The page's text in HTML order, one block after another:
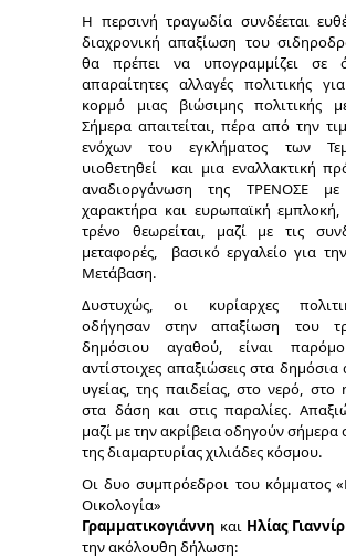
Η περσινή τραγωδία συνδέεται
διαχρονική απαξίωση του
θα πρέπει να υπογραμμίζει σε
απαραίτητες αλλαγές πολιτικής
κορμό μιας βιώσιμης πολιτικής
Σήμερα απαιτείται, πέρα από την
ενόχων του εγκλήματος των
υιοθετηθεί και μια εναλλακτική
αναδιοργάνωση της ΤΡΕΝΟΣΕ με
χαρακτήρα και ευρωπαϊκή
τρένο θεωρείται, μαζί με τις
μεταφορές, βασικό εργαλείο για
Μετάβαση.
Δυστυχώς, οι κυρίαρχες
οδήγησαν στην απαξίωση του
δημόσιου αγαθού, είναι
αντίστοιχες απαξιώσεις στα
υγείας, της παιδείας, στο νερό, στο
στα δάση και στις παραλίες.
μαζί με την ακρίβεια οδηγούν
της διαμαρτυρίας χιλιάδες κόσμου.
Οι δυο συμπρόεδροι του κόμματος
Οικολογία»
Γραμματικογιάννη και Ηλίας
την ακόλουθη δήλωση: